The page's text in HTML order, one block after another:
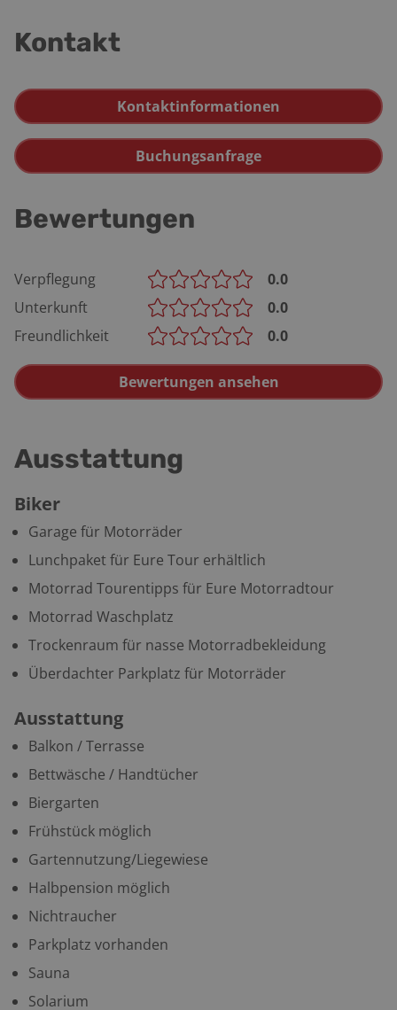
Kontakt
Kontaktinformationen
Buchungsanfrage
Bewertungen
Verpflegung
0.0
Unterkunft
0.0
Freundlichkeit
0.0
Bewertungen ansehen
Ausstattung
Biker
Garage für Motorräder
Lunchpaket für Eure Tour erhältlich
Motorrad Tourentipps für Eure Motorradtour
Motorrad Waschplatz
Trockenraum für nasse Motorradbekleidung
Überdachter Parkplatz für Motorräder
Ausstattung
Balkon / Terrasse
Bettwäsche / Handtücher
Biergarten
Frühstück möglich
Gartennutzung/Liegewiese
Halbpension möglich
Nichtraucher
Parkplatz vorhanden
Sauna
Solarium